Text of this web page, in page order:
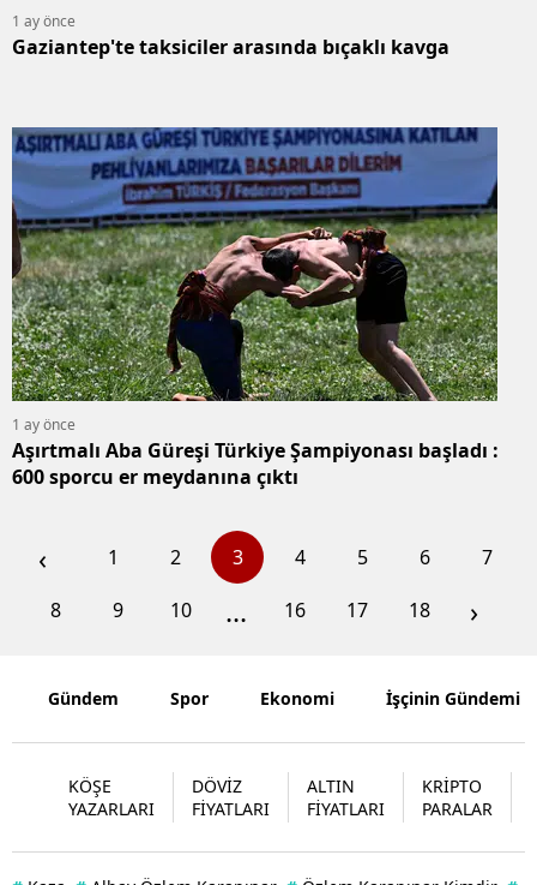
1 ay önce
Gaziantep'te taksiciler arasında bıçaklı kavga
1 ay önce
Aşırtmalı Aba Güreşi Türkiye Şampiyonası başladı :
600 sporcu er meydanına çıktı
‹ 1 2 3 4 5 6
7
8
9 10 ... 16 17 18 ›
Gündem Spor Ekonomi İşçinin Gündemi
KÖŞE
YAZARLARI
DÖVİZ
FİYATLARI
ALTIN
FİYATLARI
KRİPTO
PARALAR